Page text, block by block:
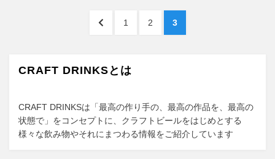
k
ビ
ゲ
ー
シ
前
ジ
ペ1
ペ
2
ペ
ー
3
CRAFT DRINKSとは
CRAFT DRINKSは「最高の作り手の、最高の作品を、最高の
状態で」をコンセプトに、クラフトビールをはじめとする
様々な飲み物やそれにまつわる情報をご紹介しています